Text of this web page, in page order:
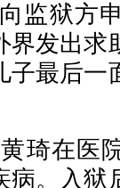
监狱方
发出求
子最后一
琦在医
。入狱